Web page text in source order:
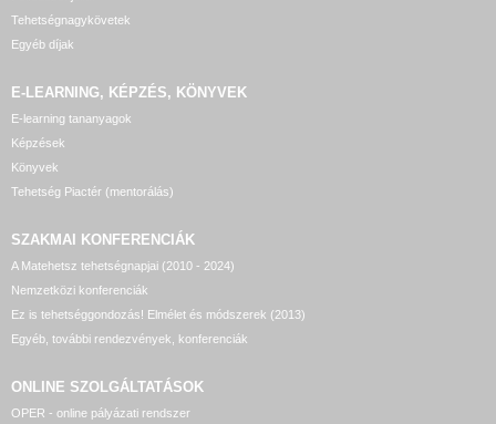
Tehetségnagykövetek
Egyéb díjak
E-LEARNING, KÉPZÉS, KÖNYVEK
E-learning tananyagok
Képzések
Könyvek
Tehetség Piactér (mentorálás)
SZAKMAI KONFERENCIÁK
A Matehetsz tehetségnapjai (2010 - 2024)
Nemzetközi konferenciák
Ez is tehetséggondozás! Elmélet és módszerek (2013)
Egyéb, további rendezvények, konferenciák
ONLINE SZOLGÁLTATÁSOK
OPER - online pályázati rendszer